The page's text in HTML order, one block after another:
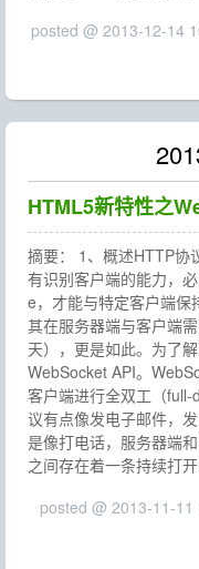
posted @ 2013-12-14
HTML5新特性之
摘要： 1、概述HTTP协
有识别客户端的能力，
e，才能与特定客户端保
其在服务器端与客户端
天），更是如此。为了
WebSocket API。
客户端进行全双工（
议有点像发电子邮件，
是像打电话，服务器端
之间存在着一条持续打
posted @ 2013-11-11